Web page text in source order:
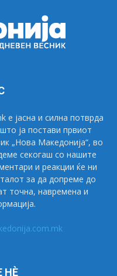
е јасна и силна потврда
ја постави првиот
„Нова Македонија“, во
секогаш со нашите
и реакции ќе ни
за да допреме до
точна, навремена и
НÈ